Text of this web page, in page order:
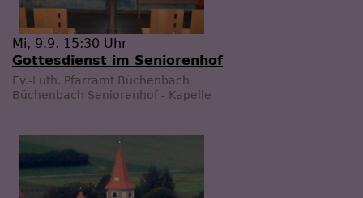
Mi, 9.9. 15:30 Uhr
Gottesdienst im Seniorenhof
Ev.-Luth. Pfarramt Büchenbach
Büchenbach Seniorenhof - Kapelle